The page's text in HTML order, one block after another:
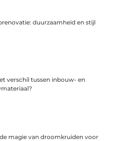
duurzaamheid en stijl
verschil tussen inbouw- en
magie van droomkruiden voor